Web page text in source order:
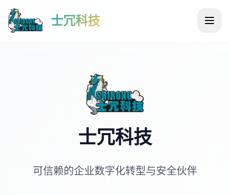
士冗科技
士冗科技
可信赖的企业数字化转型与安全伙伴